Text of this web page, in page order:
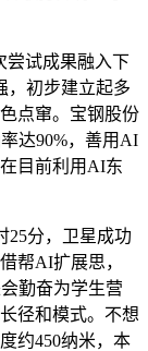
试成果融入下
，初步建立起多
点窜。宝钢股份
达90%，善用AI
目前利用AI东
分，卫星成功
帮AI扩展思，
勤奋为学生营
径和模式。不想
约450纳米，本